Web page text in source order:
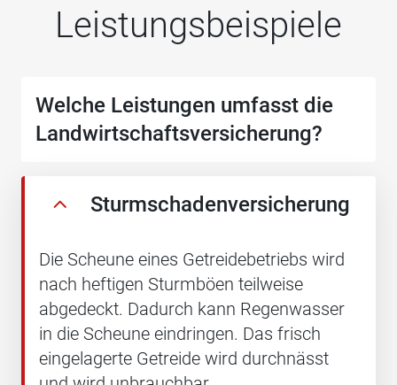
Leistungsbeispiele
Welche Leistungen umfasst die
Landwirtschafts­versicherung?
Sturmschadenversicherung
Die Scheune eines Getreidebetriebs wird
nach heftigen Sturmböen teilweise
abgedeckt. Dadurch kann Regenwasser
in die Scheune eindringen. Das frisch
eingelagerte Getreide wird durchnässt